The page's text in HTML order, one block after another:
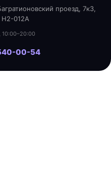
проезд, 7к3,
012A
10:00–20:00
00-54